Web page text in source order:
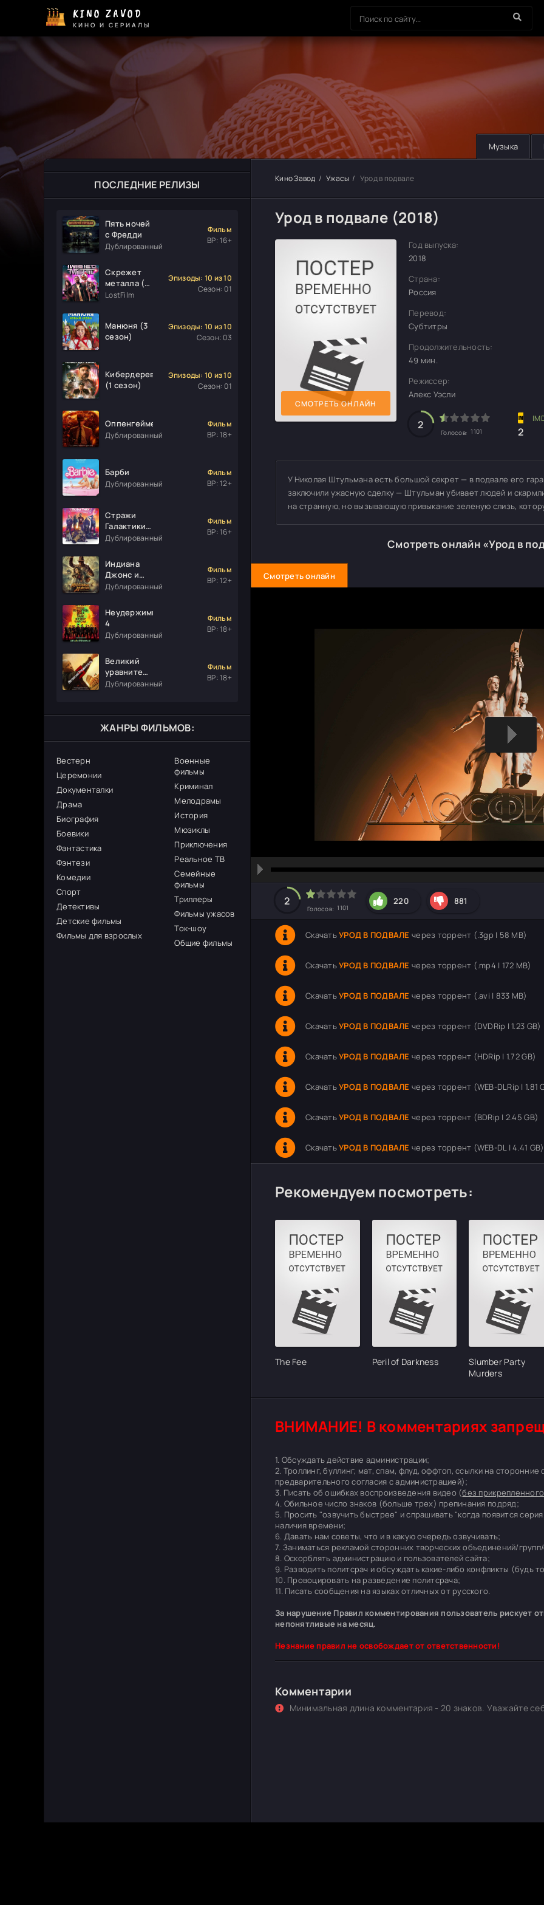
KINO ZAVOD
КИНО И СЕРИАЛЫ
Музыка
ПОСЛЕДНИЕ РЕЛИЗЫ
Пять ночей
с Фредди
Дублированный
Фильм
ВР: 16+
Скрежет
металла (1
сезон)
LostFilm
Эпизоды: 10 из 10
Сезон: 01
Манюня (3
сезон)
Эпизоды: 10 из 10
Сезон: 03
Кибердеревня
(1 сезон)
Эпизоды: 10 из 10
Сезон: 01
Оппенгеймер
Дублированный
Фильм
ВР: 18+
Барби
Дублированный
Фильм
ВР: 12+
Стражи
Галактики.
Часть 3
Дублированный
Фильм
ВР: 16+
Индиана
Джонс и
колесо
Дублированный
Фильм
ВР: 12+
Неудержимые
4
Дублированный
Фильм
ВР: 18+
Великий
уравнитель
3
Дублированный
Фильм
ВР: 18+
ЖАНРЫ ФИЛЬМОВ:
Вестерн
Церемонии
Документалки
Драма
Биография
Боевики
Фантастика
Фэнтези
Комедии
Спорт
Детективы
Детские фильмы
Фильмы для взрослых
Военные
фильмы
Криминал
Мелодрамы
История
Мюзиклы
Приключения
Реальное ТВ
Семейные
фильмы
Триллеры
Фильмы ужасов
Ток-шоу
Общие фильмы
Кино Завод Ужасы Урод в подвале
Урод в подвале (2018)
СМОТРЕТЬ ОНЛАЙН
Год выпуска:
2018
Страна:
Россия
Перевод:
Субтитры
Продолжительность:
49 мин.
Режиссер:
Алекс Уэсли
2
Голосов: 1101 2
У Николая Штульмана есть большой секрет — в подвале его
заключили ужасную сделку — Штульман убивает людей и
на странную, но вызывающую привыкание зеленую слизь,
Смотреть онлайн «Урод в
Смотреть онлайн
hd2160
hd1440
highres
hd1080
hd720
large
medium
small
tiny
2
Голосов: 1101
220 881
СкачатьУРОД В ПОДВАЛЕ через торрент (.3gp | 58 MB)
СкачатьУРОД В ПОДВАЛЕ через торрент (.mp4 | 172 MB)
СкачатьУРОД В ПОДВАЛЕ через торрент (.avi | 833 MB)
СкачатьУРОД В ПОДВАЛЕ через торрент (DVDRip | 1.23 GB)
СкачатьУРОД В ПОДВАЛЕ через торрент (HDRip | 1.72 GB)
СкачатьУРОД В ПОДВАЛЕ через торрент (WEB-DLRip | 1.81
СкачатьУРОД В ПОДВАЛЕ через торрент (BDRip | 2.45 GB)
СкачатьУРОД В ПОДВАЛЕ через торрент (WEB-DL | 4.41 GB)
Рекомендуем посмотреть:
The Fee Peril of Darkness
Slumber Party
Murders
ВНИМАНИЕ! В комментариях
1. Обсуждать действие администрации;
2. Троллинг, буллинг, мат, спам, флуд, оффтоп, ссылки на
предварительного согласия с администрацией);
3. Писать об ошибках воспроизведения видео (без
4. Обильное число знаков (больше трех) препинания подряд;
5. Просить "озвучить быстрее" и спрашивать "когда появится
наличия времени;
6. Давать нам советы, что и в какую очередь озвучивать;
7. Заниматься рекламой сторонних творческих объединений/
8. Оскорблять администрацию и пользователей сайта;
9. Разводить политсрач и обсуждать какие-либо конфликты (будь
10. Провоцировать на разведение политсрача;
11. Писать сообщения на языках отличных от русского.
За нарушение Правил комментирования пользователь рискует
непонятливые на месяц.
Незнание правил не освобождает от ответственности!
Комментарии
Минимальная длина комментария - 20 знаков. Уважайте